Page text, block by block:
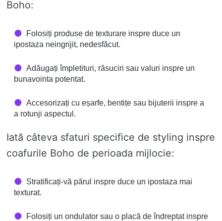
Boho:
Folosiți produse de texturare inspre duce un
ipostaza neingrijit, nedesfăcut.
Adăugați împletituri, răsuciri sau valuri inspre un
bunavointa potentat.
Accesorizați cu eșarfe, bentițe sau bijuterii inspre a
a rotunji aspectul.
Iată câteva sfaturi specifice de styling inspre
coafurile Boho de perioada mijlocie:
Stratificați-vă părul inspre duce un ipostaza mai
texturat.
Folosiți un ondulator sau o placă de îndreptat inspre